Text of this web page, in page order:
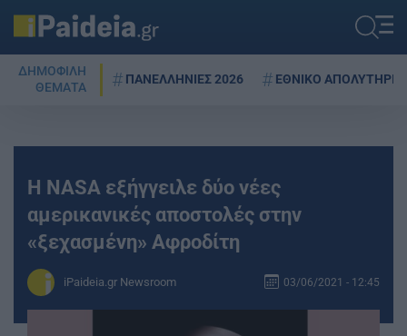
ΔΗΜΟΦΙΛΗ
ΘΕΜΑΤΑ
ΠΑΝΕΛΛΗΝΙΕΣ 2026 ΕΘΝΙΚΟ ΑΠΟΛΥΤΗΡΙΟ
Η NASA εξήγγειλε δύο νέες
αμερικανικές αποστολές στην
«ξεχασμένη» Αφροδίτη
iPaideia.gr Newsroom 03/06/2021 - 12:45